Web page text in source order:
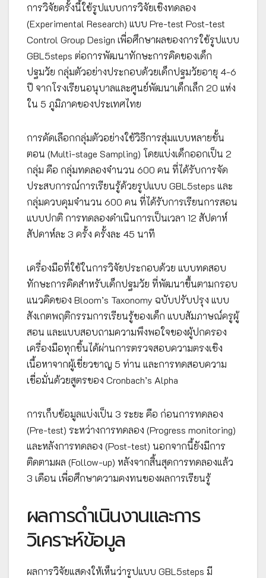
การวิจัยครั้งนี้ใช้รูปแบบการวิจัยเชิงทดลอง
(Experimental Research) แบบ Pre-test Post-test
Control Group Design เพื่อศึกษาผลของการใช้รูปแบบ
GBL5steps ต่อการพัฒนาทักษะการคิดของเด็ก
ปฐมวัย กลุ่มตัวอย่างประกอบด้วยเด็กปฐมวัยอายุ 4-6
ปี จากโรงเรียนอนุบาลและศูนย์พัฒนาเด็กเล็ก 20 แห่ง
ใน 5 ภูมิภาคของประเทศไทย
การคัดเลือกกลุ่มตัวอย่างใช้วิธีการสุ่มแบบหลายขั้น
ตอน (Multi-stage Sampling) โดยแบ่งเด็กออกเป็น 2
กลุ่ม คือ กลุ่มทดลองจำนวน 600 คน ที่ได้รับการจัด
ประสบการณ์การเรียนรู้ด้วยรูปแบบ GBL5steps และ
กลุ่มควบคุมจำนวน 600 คน ที่ได้รับการเรียนการสอน
แบบปกติ การทดลองดำเนินการเป็นเวลา 12 สัปดาห์
สัปดาห์ละ 3 ครั้ง ครั้งละ 45 นาที
เครื่องมือที่ใช้ในการวิจัยประกอบด้วย แบบทดสอบ
ทักษะการคิดสำหรับเด็กปฐมวัย ที่พัฒนาขึ้นตามกรอบ
แนวคิดของ Bloom’s Taxonomy ฉบับปรับปรุง แบบ
สังเกตพฤติกรรมการเรียนรู้ของเด็ก แบบสัมภาษณ์ครูผู้
สอน และแบบสอบถามความพึงพอใจของผู้ปกครอง
เครื่องมือทุกชิ้นได้ผ่านการตรวจสอบความตรงเชิง
เนื้อหาจากผู้เชี่ยวชาญ 5 ท่าน และการทดสอบความ
เชื่อมั่นด้วยสูตรของ Cronbach’s Alpha
การเก็บข้อมูลแบ่งเป็น 3 ระยะ คือ ก่อนการทดลอง
(Pre-test) ระหว่างการทดลอง (Progress monitoring)
และหลังการทดลอง (Post-test) นอกจากนี้ยังมีการ
ติดตามผล (Follow-up) หลังจากสิ้นสุดการทดลองแล้ว
3 เดือน เพื่อศึกษาความคงทนของผลการเรียนรู้
ผลการดำเนินงานและการ
วิเคราะห์ข้อมูล
ผลการวิจัยแสดงให้เห็นว่ารูปแบบ GBL5steps มี